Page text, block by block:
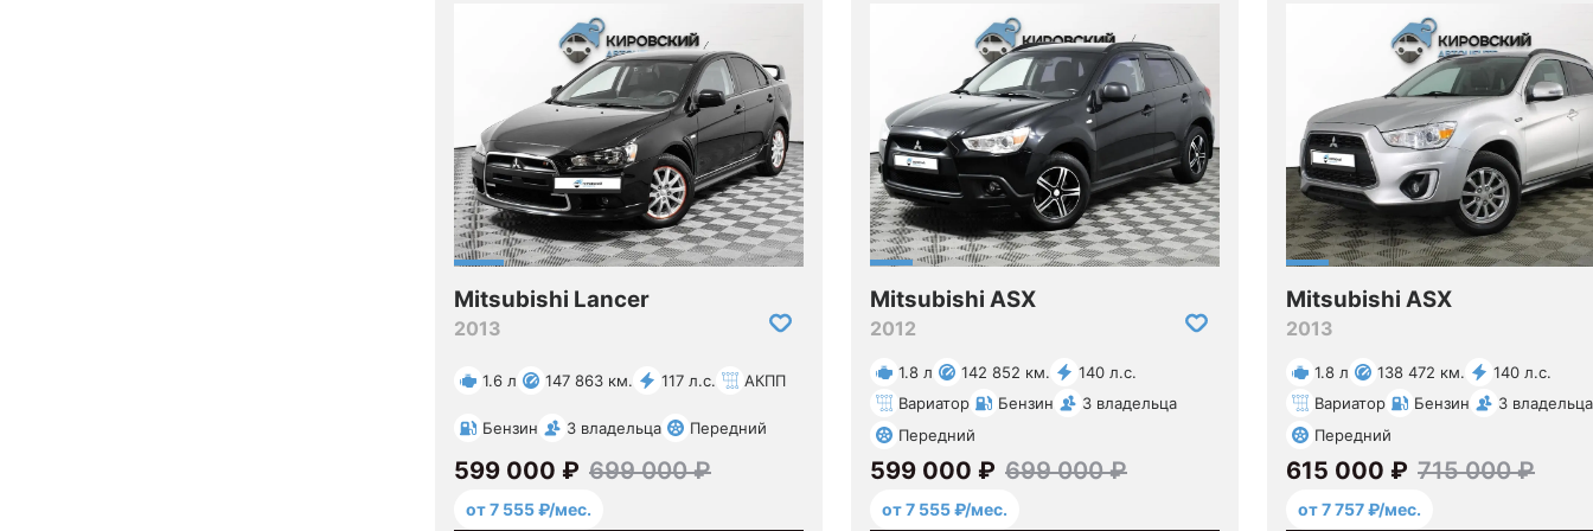
Mitsubishi Lancer
2013
1.6 л 147 863 км. 117 л.с. АКПП
Бензин 3 владельца Передний
599 000 ₽ 699 000 ₽
от 7 555 ₽/мес.
Mitsubishi ASX
2012
1.8 л 142 852 км.
140 л.с.
Вариатор
Бензин
3 владельца
Передний
599 000 ₽ 699 000 ₽
от 7 555 ₽/мес.
Mitsubishi ASX
2013
1.8 л 138 472 км.
140 л.с.
Вариатор
Бензин
3 владельца
Передний
615 000 ₽ 715 000 ₽
от 7 757 ₽/мес.